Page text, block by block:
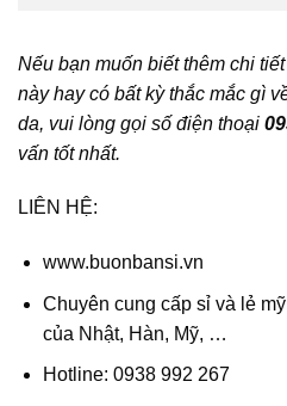
Nếu bạn muốn biết thêm chi
này hay có bất kỳ thắc mắc gì
da, vui lòng gọi số điện thoại
vấn tốt nhất.
LIÊN HỆ:
www.buonbansi.vn
Chuyên cung cấp sỉ và lẻ
của Nhật, Hàn, Mỹ, …
Hotline: 0938 992 267